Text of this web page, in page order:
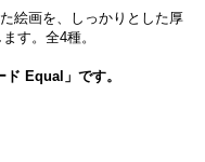
絵画を、しっかりとした厚
す。全4種。
Equal」です。